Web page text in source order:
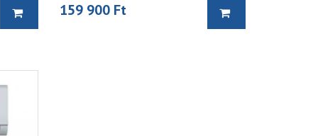
159 900 Ft